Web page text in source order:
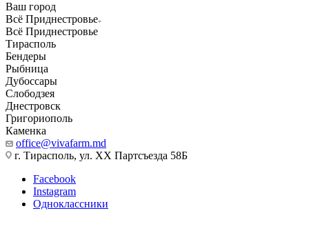
Ваш город
Всё Приднестровье
Всё Приднестровье
Тирасполь
Бендеры
Рыбница
Дубоссары
Слободзея
Днестровск
Григориополь
Каменка
office@vivafarm.md
г. Тирасполь, ул. ХХ Партсъезда 58Б
Facebook
Instagram
Одноклассники